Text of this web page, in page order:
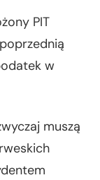
PIT
w
muszą